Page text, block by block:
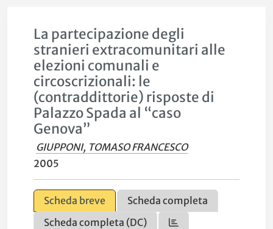
La partecipazione degli
stranieri extracomunitari alle
elezioni comunali e
circoscrizionali: le
(contraddittorie) risposte di
Palazzo Spada al “caso
Genova”
GIUPPONI, TOMASO FRANCESCO
2005
Scheda breve
Scheda completa
Scheda completa (DC)